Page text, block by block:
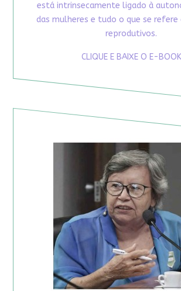
está intrinsecamente ligado à
das mulheres e tudo o que se refere
reprodutivos.
CLIQUE E BAIXE O E-BOOK